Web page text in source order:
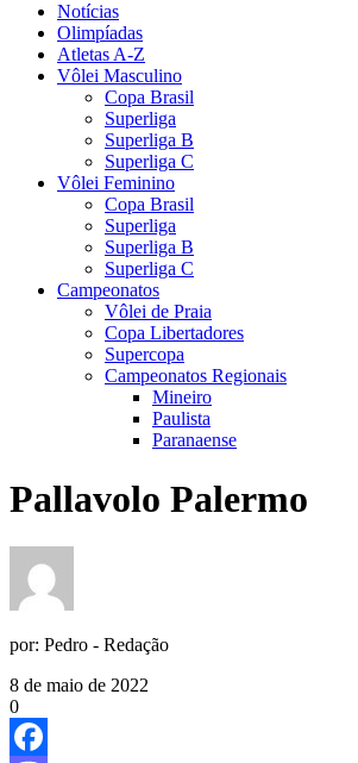
Notícias
Olimpíadas
Atletas A-Z
Vôlei Masculino
Copa Brasil
Superliga
Superliga B
Superliga C
Vôlei Feminino
Copa Brasil
Superliga
Superliga B
Superliga C
Campeonatos
Vôlei de Praia
Copa Libertadores
Supercopa
Campeonatos Regionais
Mineiro
Paulista
Paranaense
Pallavolo Palermo
por: Pedro - Redação
8 de maio de 2022
0